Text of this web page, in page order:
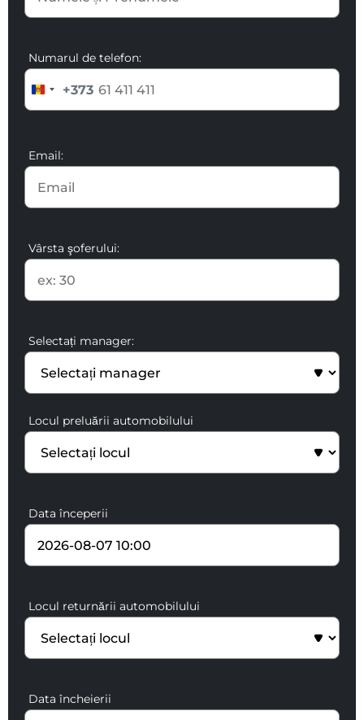
Numarul de telefon:
+373
Email:
Vârsta şoferului:
Selectați manager:
Locul preluării automobilului
Data începerii
Locul returnării automobilului
Data încheierii